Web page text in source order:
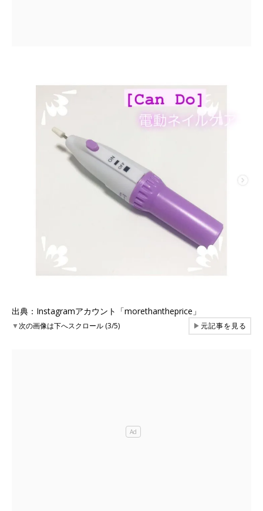
出典：Instagramアカウント「morethantheprice」
▼次の画像は下へスクロール (3/5) ▶元記事を見る